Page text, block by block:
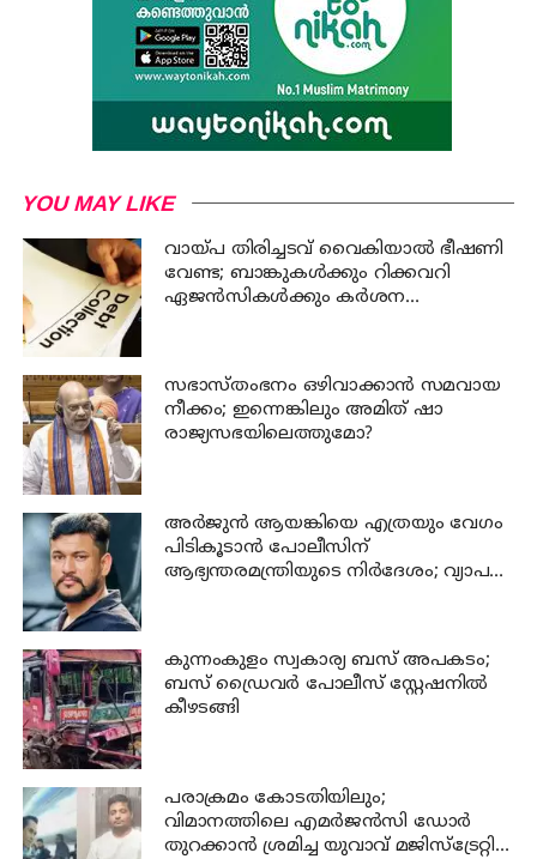
YOU MAY LIKE
വായ്പ തിരിച്ചടവ് വൈകിയാൽ ഭീഷണി
വേണ്ട; ബാങ്കുകൾക്കും റിക്കവറി
ഏജൻസികൾക്കും കർശന
സഭാസ്തംഭനം ഒഴിവാക്കാൻ സമവായ
നീക്കം; ഇന്നെങ്കിലും അമിത് ഷാ
രാജ്യസഭയിലെത്തുമോ?
അര്‍ജുന്‍ ആയങ്കിയെ എത്രയും വേഗം
പിടികൂടാന്‍ പോലീസിന്
ആഭ്യന്തരമന്ത്രിയുടെ നിര്‍ദേശം; വ്യാപക
കുന്നംകുളം സ്വകാര്യ ബസ് അപകടം;
ബസ് ഡ്രൈവര്‍ പോലീസ് സ്റ്റേഷനില്‍
കീഴടങ്ങി
പരാക്രമം കോടതിയിലും;
വിമാനത്തിലെ എമര്‍ജന്‍സി ഡോര്‍
തുറക്കാന്‍ ശ്രമിച്ച യുവാവ് മജിസ്ട്രേറ്റിന്